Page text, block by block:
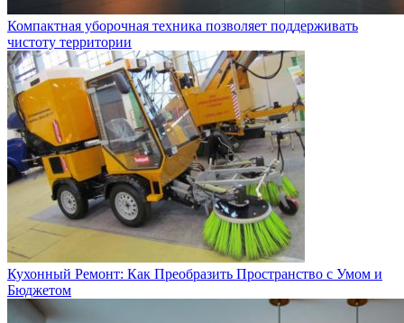
Компактная уборочная техника позволяет поддерживать
чистоту территории
Кухонный Ремонт: Как Преобразить Пространство с Умом и
Бюджетом